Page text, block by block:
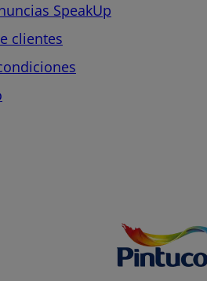
SpeakUp
clientes